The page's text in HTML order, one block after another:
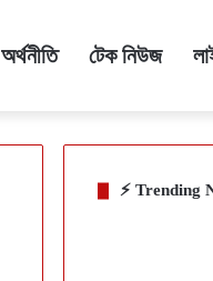
অর্থনীতি টেক নিউজ
⚡ Trending